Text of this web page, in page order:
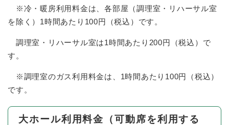
※冷・暖房利用料金は、各部屋（調理室・リハーサル室
を除く）1時間あたり100円（税込）です。
調理室・リハーサル室は1時間あたり200円（税込）で
す。
※調理室のガス利用料金は、1時間あたり100円（税込）
です。
大ホール利用料金（可動席を利用する